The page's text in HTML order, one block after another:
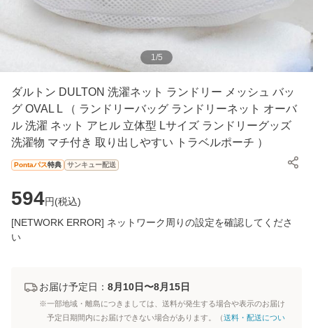
1 /5
ダルトン DULTON 洗濯ネット ランドリー メッシュ バッ
グ OVAL L （ ランドリーバッグ ランドリーネット オーバ
ル 洗濯 ネット アヒル 立体型 Lサイズ ランドリーグッズ
洗濯物 マチ付き 取り出しやすい トラベルポーチ ）
Pontaパス特典 サンキュー配送
594円(税込)
[NETWORK ERROR] ネットワーク周りの設定を確認してくださ
い
お届け予定日： 8月10日〜8月15日
※一部地域・離島につきましては、送料が発生する場合や表示のお届け
予定日期間内にお届けできない場合があります。（送料・配送につい